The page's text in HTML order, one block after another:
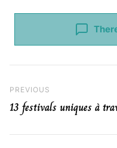
Previous Post
PREVIOUS
13 festivals uniques à